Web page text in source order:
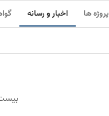
پروژه ها اخبار و رسانه